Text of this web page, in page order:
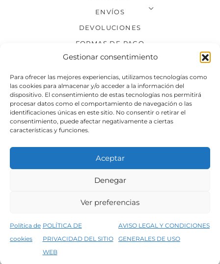
Gestionar consentimiento
Para ofrecer las mejores experiencias, utilizamos tecnologías como
las cookies para almacenar y/o acceder a la información del
dispositivo. El consentimiento de estas tecnologías nos permitirá
procesar datos como el comportamiento de navegación o las
identificaciones únicas en este sitio. No consentir o retirar el
consentimiento, puede afectar negativamente a ciertas
características y funciones.
Aceptar
Denegar
Ver preferencias
Política de
cookies
POLÍTICA DE
PRIVACIDAD DEL SITIO
WEB
AVISO LEGAL Y CONDICIONES
GENERALES DE USO
5% de descuento en tu primera compra, utiliza el código PRIMERACOMPRA
ENVÍOS
DEVOLUCIONES
FORMAS DE PAGO
SÍGUENOS
Condiciones generales de venta
Política de privacidad del sitio web
©2026 Decopintur- todos los derechos